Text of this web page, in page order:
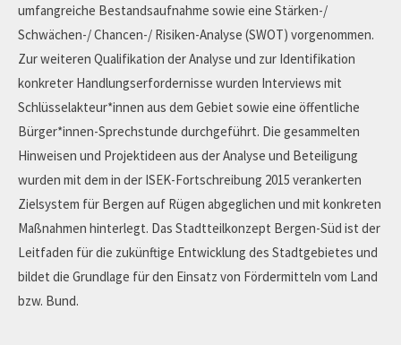
umfangreiche Bestandsaufnahme sowie eine Stärken-/
Schwächen-/ Chancen-/ Risiken-Analyse (SWOT) vorgenommen.
Zur weiteren Qualifikation der Analyse und zur Identifikation
konkreter Handlungserfordernisse wurden Interviews mit
Schlüsselakteur*innen aus dem Gebiet sowie eine öffentliche
Bürger*innen-Sprechstunde durchgeführt. Die gesammelten
Hinweisen und Projektideen aus der Analyse und Beteiligung
wurden mit dem in der ISEK-Fortschreibung 2015 verankerten
Zielsystem für Bergen auf Rügen abgeglichen und mit konkreten
Maßnahmen hinterlegt. Das Stadtteilkonzept Bergen-Süd ist der
Leitfaden für die zukünftige Entwicklung des Stadtgebietes und
bildet die Grundlage für den Einsatz von Fördermitteln vom Land
bzw. Bund.